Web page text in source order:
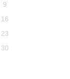
9
16
23
30